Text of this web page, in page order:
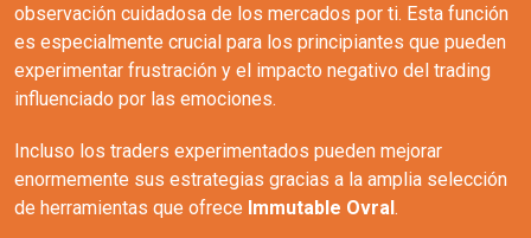
observación cuidadosa de los mercados por ti. Esta función
es especialmente crucial para los principiantes que pueden
experimentar frustración y el impacto negativo del trading
influenciado por las emociones.
Incluso los traders experimentados pueden mejorar
enormemente sus estrategias gracias a la amplia selección
de herramientas que ofrece Immutable Ovral.